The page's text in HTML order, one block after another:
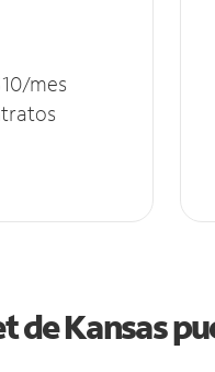
mes
de Kansas